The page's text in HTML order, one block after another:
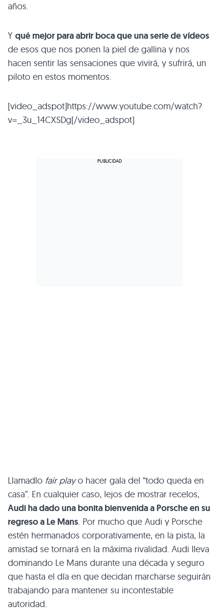
años.
Y qué mejor para abrir boca que una serie de vídeos
de esos que nos ponen la piel de gallina y nos
hacen sentir las sensaciones que vivirá, y sufrirá, un
piloto en estos momentos.
[video_adspot]https://www.youtube.com/watch?
v=_3u_14CXSDg[/video_adspot]
Llamadlo fair playo hacer gala del “todo queda en
casa”. En cualquier caso, lejos de mostrar recelos,
Audi ha dado una bonita bienvenida a Porsche en su
regreso a Le Mans. Por mucho que Audi y Porsche
estén hermanados corporativamente, en la pista, la
amistad se tornará en la máxima rivalidad. Audi lleva
dominando Le Mans durante una década y seguro
que hasta el día en que decidan marcharse seguirán
trabajando para mantener su incontestable
autoridad.